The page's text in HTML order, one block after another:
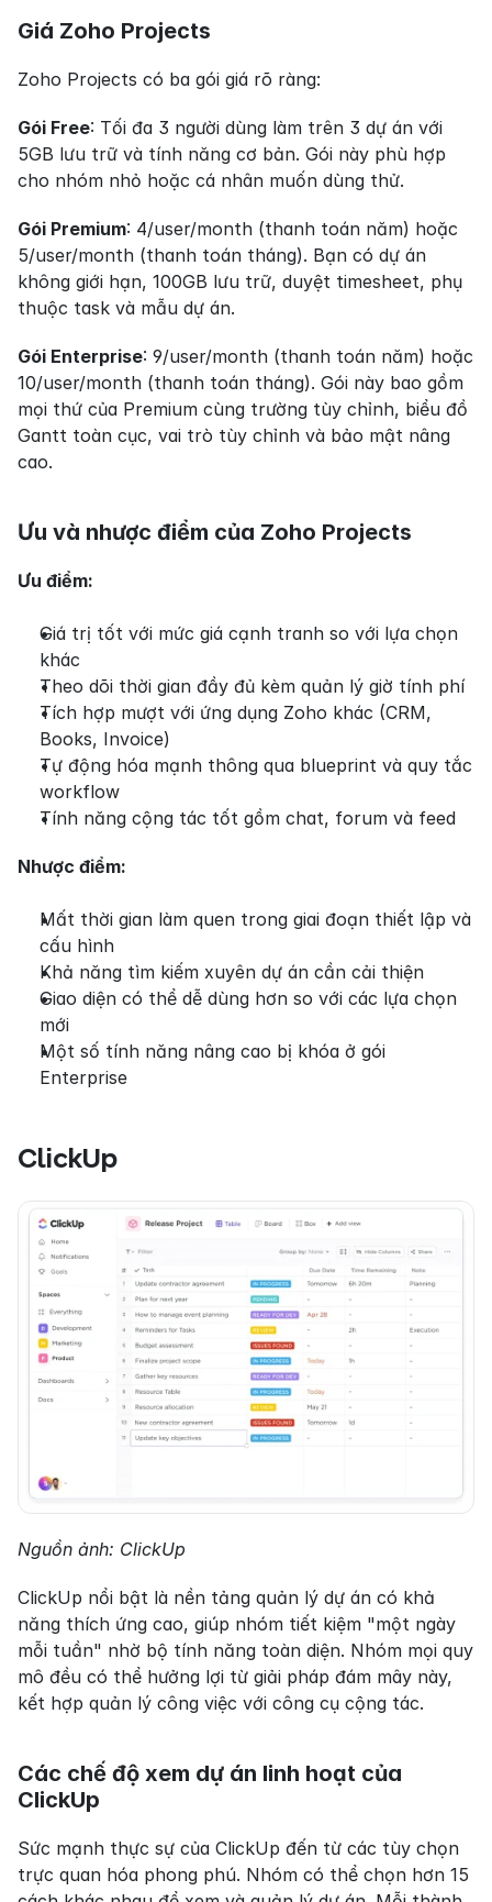
Giá Zoho Projects
Zoho Projects có ba gói giá rõ ràng:
Gói Free: Tối đa 3 người dùng làm trên 3 dự án với
5GB lưu trữ và tính năng cơ bản. Gói này phù hợp
cho nhóm nhỏ hoặc cá nhân muốn dùng thử.
Gói Premium: 4/user/month (thanh toán năm) hoặc
5/user/month (thanh toán tháng). Bạn có dự án
không giới hạn, 100GB lưu trữ, duyệt timesheet, phụ
thuộc task và mẫu dự án.
Gói Enterprise: 9/user/month (thanh toán năm) hoặc
10/user/month (thanh toán tháng). Gói này bao gồm
mọi thứ của Premium cùng trường tùy chỉnh, biểu đồ
Gantt toàn cục, vai trò tùy chỉnh và bảo mật nâng
cao.
Ưu và nhược điểm của Zoho Projects
Ưu điểm:
Giá trị tốt với mức giá cạnh tranh so với lựa chọn
khác
Theo dõi thời gian đầy đủ kèm quản lý giờ tính phí
Tích hợp mượt với ứng dụng Zoho khác (CRM,
Books, Invoice)
Tự động hóa mạnh thông qua blueprint và quy tắc
workflow
Tính năng cộng tác tốt gồm chat, forum và feed
Nhược điểm:
Mất thời gian làm quen trong giai đoạn thiết lập và
cấu hình
Khả năng tìm kiếm xuyên dự án cần cải thiện
Giao diện có thể dễ dùng hơn so với các lựa chọn
mới
Một số tính năng nâng cao bị khóa ở gói
Enterprise
ClickUp
Nguồn ảnh: ClickUp
ClickUp nổi bật là nền tảng quản lý dự án có khả
năng thích ứng cao, giúp nhóm tiết kiệm "một ngày
mỗi tuần" nhờ bộ tính năng toàn diện. Nhóm mọi quy
mô đều có thể hưởng lợi từ giải pháp đám mây này,
kết hợp quản lý công việc với công cụ cộng tác.
Các chế độ xem dự án linh hoạt của
ClickUp
Sức mạnh thực sự của ClickUp đến từ các tùy chọn
trực quan hóa phong phú. Nhóm có thể chọn hơn 15